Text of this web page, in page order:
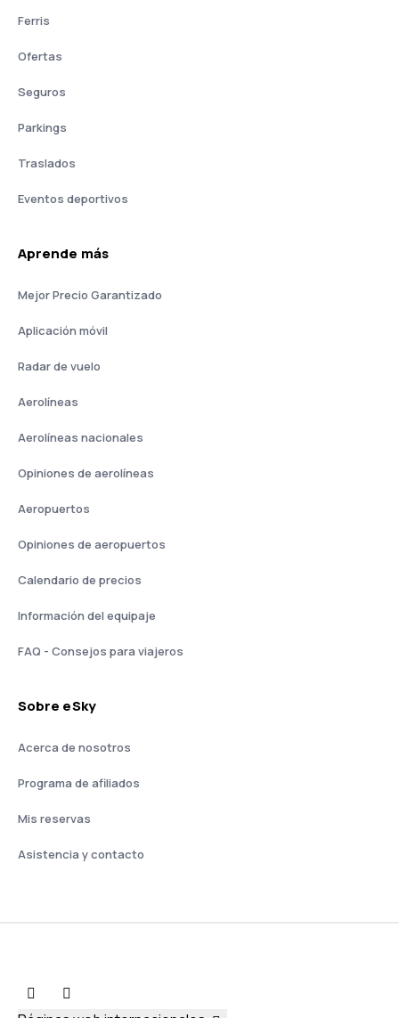
Ferris
Ofertas
Seguros
Parkings
Traslados
Eventos deportivos
Aprende más
Mejor Precio Garantizado
Aplicación móvil
Radar de vuelo
Aerolíneas
Aerolíneas nacionales
Opiniones de aerolíneas
Aeropuertos
Opiniones de aeropuertos
Calendario de precios
Información del equipaje
FAQ - Consejos para viajeros
Sobre eSky
Acerca de nosotros
Programa de afiliados
Mis reservas
Asistencia y contacto